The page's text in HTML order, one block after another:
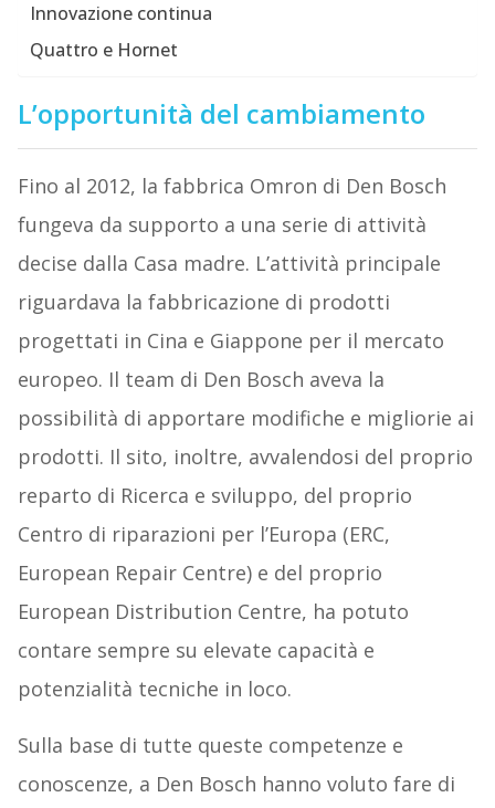
Innovazione continua
Quattro e Hornet
L’opportunità del cambiamento
Fino al 2012, la fabbrica Omron di Den Bosch
fungeva da supporto a una serie di attività
decise dalla Casa madre. L’attività principale
riguardava la fabbricazione di prodotti
progettati in Cina e Giappone per il mercato
europeo. Il team di Den Bosch aveva la
possibilità di apportare modifiche e migliorie ai
prodotti. Il sito, inoltre, avvalendosi del proprio
reparto di Ricerca e sviluppo, del proprio
Centro di riparazioni per l’Europa (ERC,
European Repair Centre) e del proprio
European Distribution Centre, ha potuto
contare sempre su elevate capacità e
potenzialità tecniche in loco.
Sulla base di tutte queste competenze e
conoscenze, a Den Bosch hanno voluto fare di